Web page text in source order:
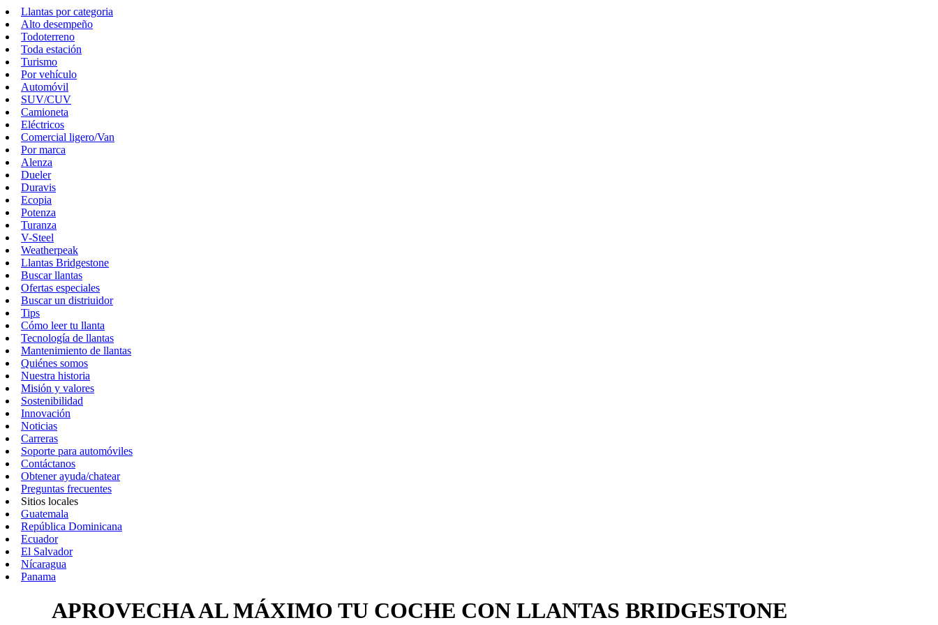
Llantas por categoria
Alto desempeño
Todoterreno
Toda estación
Turismo
Por vehículo
Automóvil
SUV/CUV
Camioneta
Eléctricos
Comercial ligero/Van
Por marca
Alenza
Dueler
Duravis
Ecopia
Potenza
Turanza
V-Steel
Weatherpeak
Llantas Bridgestone
Buscar llantas
Ofertas especiales
Buscar un distriuidor
Tips
Cómo leer tu llanta
Tecnología de llantas
Mantenimiento de llantas
Quiénes somos
Nuestra historia
Misión y valores
Sostenibilidad
Innovación
Noticias
Carreras
Soporte para automóviles
Contáctanos
Obtener ayuda/chatear
Preguntas frecuentes
Sitios locales
Guatemala
República Dominicana
Ecuador
El Salvador
Nícaragua
Panama
APROVECHA AL MÁXIMO TU COCHE CON LLANTAS BRIDGESTONE